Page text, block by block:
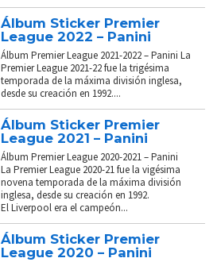
Álbum Sticker Premier
League 2022 – Panini
Álbum Premier League 2021-2022 – Panini La
Premier League 2021-22 fue la trigésima
temporada de la máxima división inglesa,
desde su creación en 1992....
Álbum Sticker Premier
League 2021 – Panini
Álbum Premier League 2020-2021 – Panini
La Premier League 2020-21 fue la vigésima
novena temporada de la máxima división
inglesa, desde su creación en 1992.
El Liverpool era el campeón...
Álbum Sticker Premier
League 2020 – Panini